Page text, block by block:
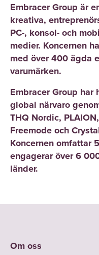
Embracer Group är
kreativa,
PC-, konsol- och
medier. Koncernen
med över 400 ägda
varumärken.
Embracer Group
global närvaro
THQ Nordic,
Freemode och
Koncernen omfattar
engagerar över 6
länder.
Om oss